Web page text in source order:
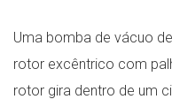
Uma bomba de vácuo
rotor excêntrico com
rotor gira dentro de um